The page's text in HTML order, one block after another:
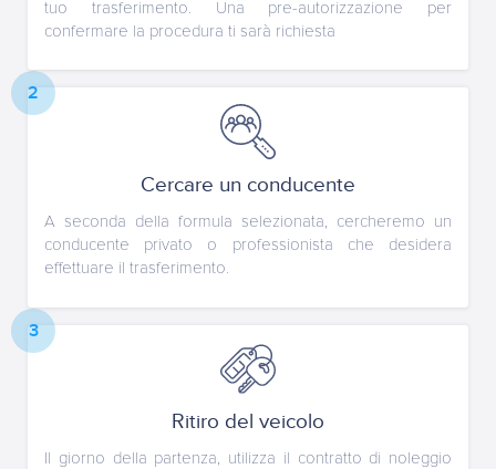
tuo trasferimento. Una pre-autorizzazione per
confermare la procedura ti sarà richiesta
2
Cercare un conducente
A seconda della formula selezionata, cercheremo un
conducente privato o professionista che desidera
effettuare il trasferimento.
3
Ritiro del veicolo
Il giorno della partenza, utilizza il contratto di noleggio